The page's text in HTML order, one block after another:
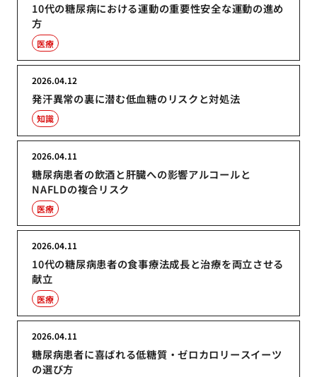
10代の糖尿病における運動の重要性安全な運動の進め
方
医療
発汗異常の裏に潜む低血糖のリスクと対処法
2026.04.12
知識
糖尿病患者の飲酒と肝臓への影響アルコールと
NAFLDの複合リスク
2026.04.11
医療
10代の糖尿病患者の食事療法成長と治療を両立させる
献立
2026.04.11
医療
糖尿病患者に喜ばれる低糖質・ゼロカロリースイーツ
の選び方
2026.04.11